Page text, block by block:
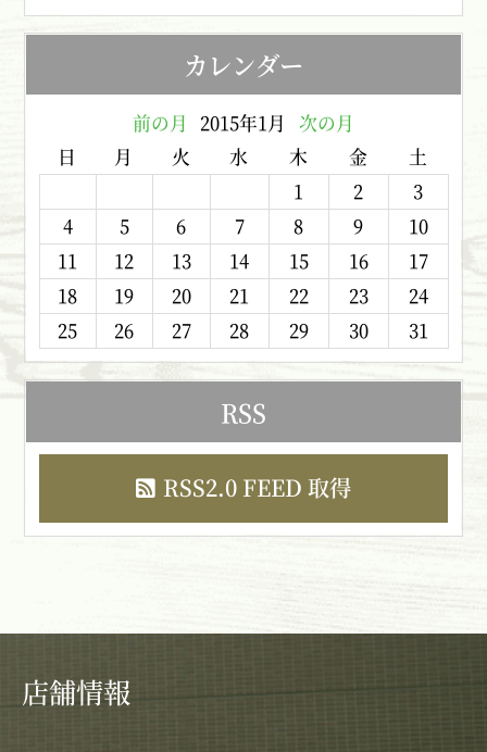
カレンダー
前の月 2015年1月
次の月
日
月 火 水 木 金
土
1
2
3
4
5 6 7 8 9
10
11
12 13 14 15 16
17
18
19 20 21 22 23
24
25
26 27 28 29 30 31
RSS
RSS2.0 FEED 取得
店舗情報